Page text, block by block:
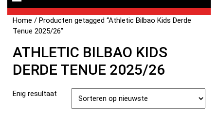
Home / Producten getagged “Athletic Bilbao Kids Derde
Tenue 2025/26”
ATHLETIC BILBAO KIDS
DERDE TENUE 2025/26
Enig resultaat